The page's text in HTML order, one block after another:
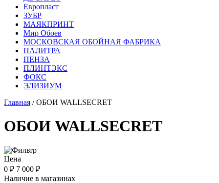
Европласт
ЗУБР
МАЯКПРИНТ
Мир Обоев
МОСКОВСКАЯ ОБОЙНАЯ ФАБРИКА
ПАЛИТРА
ПЕНЗА
ПЛИНТЭКС
ФОКС
ЭЛИЗИУМ
Главная / ОБОИ WALLSECRET
ОБОИ WALLSECRET
Цена
0 ₽ 7 000 ₽
Наличие в магазинах